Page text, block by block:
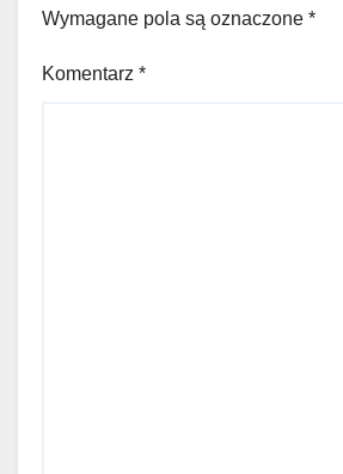
Wymagane pola są oznaczone *
Komentarz *